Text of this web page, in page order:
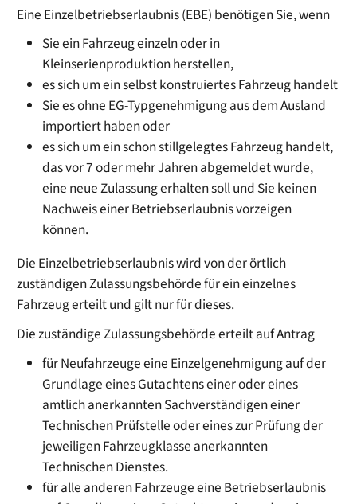
Eine Einzelbetriebserlaubnis (EBE) benötigen Sie, wenn
Sie ein Fahrzeug einzeln oder in
Kleinserienproduktion herstellen,
es sich um ein selbst konstruiertes Fahrzeug handelt
Sie es ohne EG-Typgenehmigung aus dem Ausland
importiert haben oder
es sich um ein schon stillgelegtes Fahrzeug handelt,
das vor 7 oder mehr Jahren abgemeldet wurde,
eine neue Zulassung erhalten soll und Sie keinen
Nachweis einer Betriebserlaubnis vorzeigen
können.
Die Einzelbetriebserlaubnis wird von der örtlich
zuständigen Zulassungsbehörde für ein einzelnes
Fahrzeug erteilt und gilt nur für dieses.
Die zuständige Zulassungsbehörde erteilt auf Antrag
für Neufahrzeuge eine Einzelgenehmigung auf der
Grundlage eines Gutachtens einer oder eines
amtlich anerkannten Sachverständigen einer
Technischen Prüfstelle oder eines zur Prüfung der
jeweiligen Fahrzeugklasse anerkannten
Technischen Dienstes.
für alle anderen Fahrzeuge eine Betriebserlaubnis